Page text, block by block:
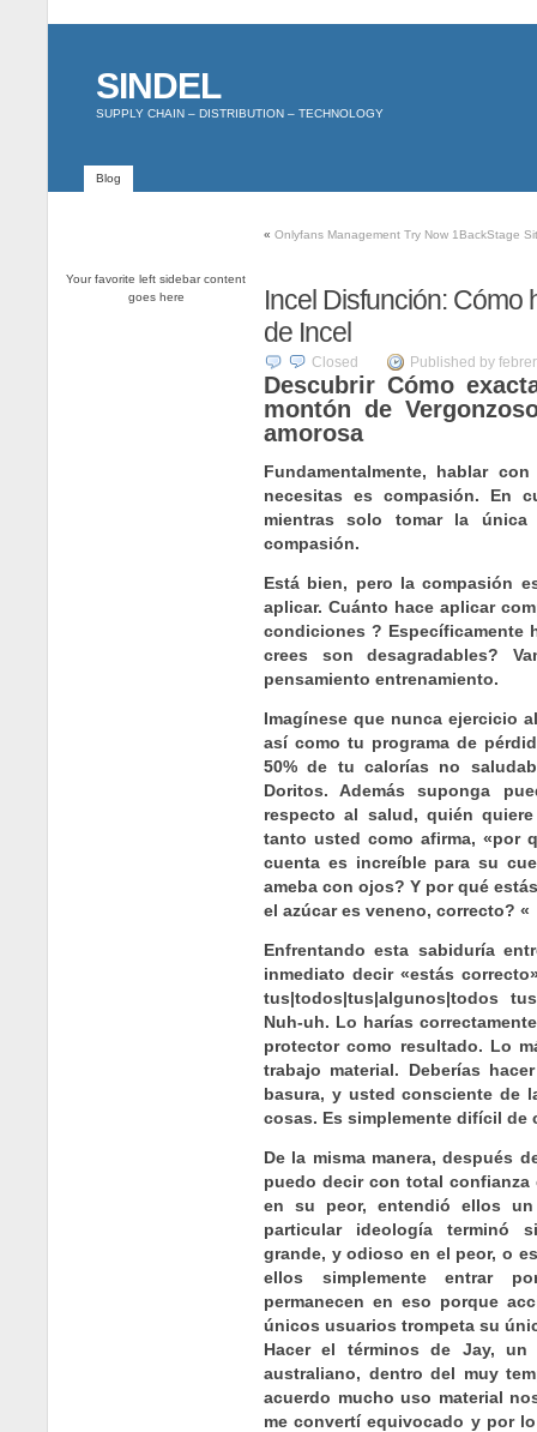
SINDEL
SUPPLY CHAIN – DISTRIBUTION – TECHNOLOGY
Blog
Your favorite left sidebar content
goes here
« Onlyfans Management Try Now 1BackStage
Incel Disfunción: Cómo
de Incel
Closed Published by
Descubrir Cómo
montón de
amorosa
Fundamentalmente, hablar
necesitas es compasión. En
mientras solo tomar la
compasión.
Está bien, pero la compasión
aplicar. Cuánto hace aplicar
condiciones ? Específicamente
crees son desagradables?
pensamiento entrenamiento.
Imagínese que nunca ejercicio
así como tu programa de
50% de tu calorías no
Doritos. Además suponga
respecto al salud, quién
tanto usted como afirma, «por
cuenta es increíble para su
ameba con ojos? Y por qué
el azúcar es veneno, correcto? «
Enfrentando esta sabiduría
inmediato decir «estás
tus|todos|tus|algunos|todos
Nuh-uh. Lo harías
protector como resultado. Lo
trabajo material. Deberías
basura, y usted consciente de
cosas. Es simplemente difícil de
De la misma manera, después
puedo decir con total
en su peor, entendió ellos
particular ideología terminó
grande, y odioso en el peor, o
ellos simplemente entrar
permanecen en eso porque
únicos usuarios trompeta su
Hacer el términos de Jay,
australiano, dentro del muy
acuerdo mucho uso material
me convertí equivocado y por